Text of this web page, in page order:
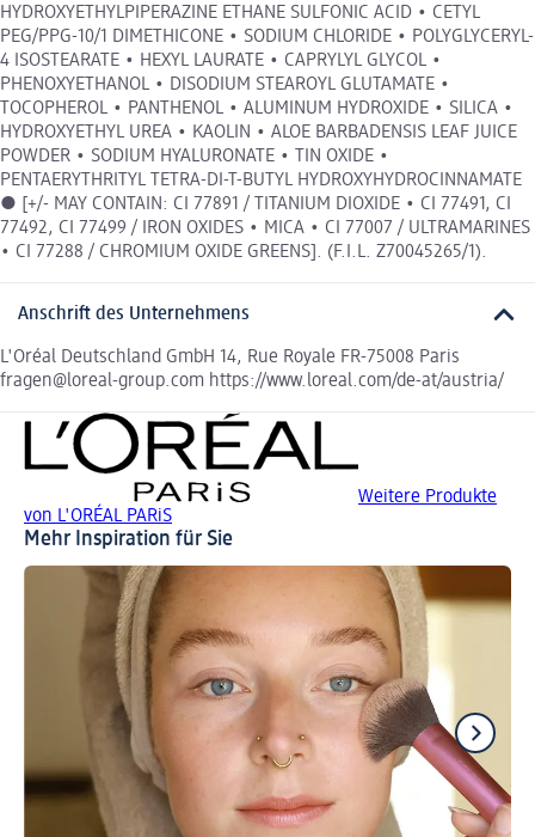
HYDROXYETHYLPIPERAZINE ETHANE SULFONIC ACID • CETYL
PEG/PPG-10/1 DIMETHICONE • SODIUM CHLORIDE • POLYGLYCERYL-
4 ISOSTEARATE • HEXYL LAURATE • CAPRYLYL GLYCOL •
PHENOXYETHANOL • DISODIUM STEAROYL GLUTAMATE •
TOCOPHEROL • PANTHENOL • ALUMINUM HYDROXIDE • SILICA •
HYDROXYETHYL UREA • KAOLIN • ALOE BARBADENSIS LEAF JUICE
POWDER • SODIUM HYALURONATE • TIN OXIDE •
PENTAERYTHRITYL TETRA-DI-T-BUTYL HYDROXYHYDROCINNAMATE
● [+/- MAY CONTAIN: CI 77891 / TITANIUM DIOXIDE • CI 77491, CI
77492, CI 77499 / IRON OXIDES • MICA • CI 77007 / ULTRAMARINES
• CI 77288 / CHROMIUM OXIDE GREENS]. (F.I.L. Z70045265/1).
Anschrift des Unternehmens
L'Oréal Deutschland GmbH 14, Rue Royale FR-75008 Paris
fragen@loreal-group.com https://www.loreal.com/de-at/austria/
Weitere Produkte
von L'ORÉAL PARiS
Mehr Inspiration für Sie